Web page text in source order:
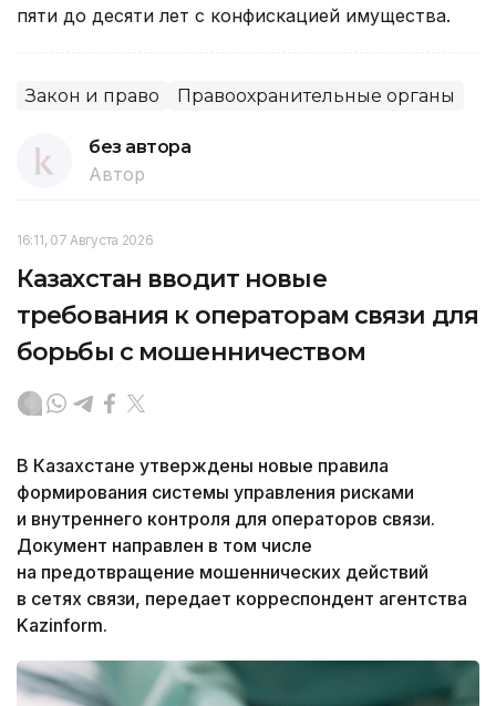
пяти до десяти лет с конфискацией имущества.
Закон и право Правоохранительные органы
без автора
Автор
16:11, 07 Августа 2026
Казахстан вводит новые
требования к операторам связи для
борьбы с мошенничеством
В Казахстане утверждены новые правила
формирования системы управления рисками
и внутреннего контроля для операторов связи.
Документ направлен в том числе
на предотвращение мошеннических действий
в сетях связи, передает корреспондент агентства
Kazinform.